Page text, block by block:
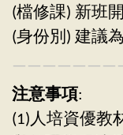
(檔修課) 新班
(身份別) 建議
注意事項:
(1)人培資優教